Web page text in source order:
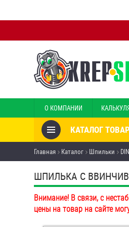
О КОМПАНИИ
КАТАЛОГ
Товары со
Анкеры
Антивандальный
инструмент
Болты и винты
Главная Каталог Шпильки
ШПИЛЬКА C
Внимание! В связи, с
цены на товар на сайте